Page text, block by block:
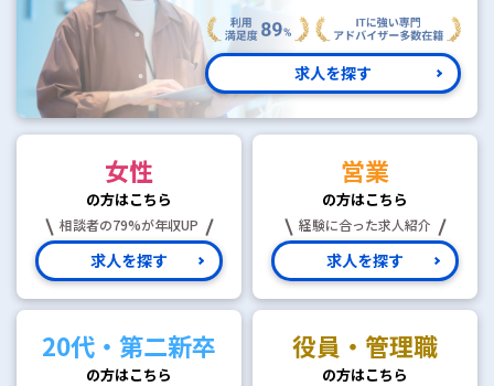
求人を探す
女性
の方はこちら
相談者の79%が年収UP
求人を探す
営業
の方はこちら
経験に合った求人紹介
求人を探す
20代・第二新卒
の方はこちら
役員・管理職
の方はこちら